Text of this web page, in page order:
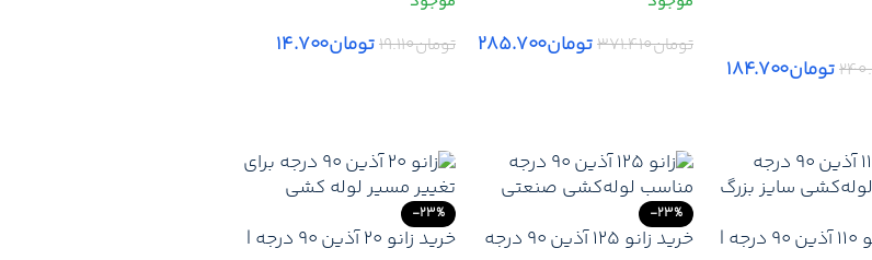
تومان۱۸۴.۷۰۰
تومان۳۷۱.۴۱۰تومان۲۸۵.۷۰۰ تومان۱۹.۱۱۰تومان۱۴.۷۰۰
خرید زانو 110 آذین 90 درجه |
-23%
خرید زانو 125 آذین 90 درجه
-23%
خرید زانو 20 آذین 90 درجه |